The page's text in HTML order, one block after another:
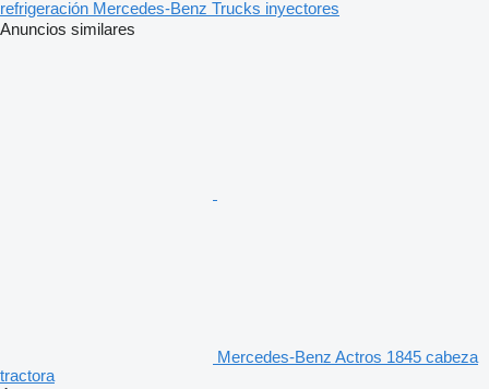
refrigeración Mercedes-Benz Trucks inyectores
Anuncios similares
Mercedes-Benz Actros 1845 cabeza
tractora